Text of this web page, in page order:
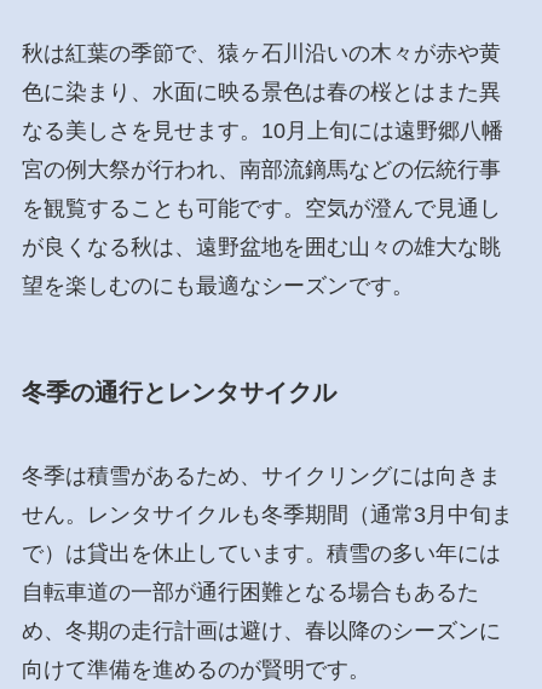
秋は紅葉の季節で、猿ヶ石川沿いの木々が赤や黄
色に染まり、水面に映る景色は春の桜とはまた異
なる美しさを見せます。10月上旬には遠野郷八幡
宮の例大祭が行われ、南部流鏑馬などの伝統行事
を観覧することも可能です。空気が澄んで見通し
が良くなる秋は、遠野盆地を囲む山々の雄大な眺
望を楽しむのにも最適なシーズンです。
冬季の通行とレンタサイクル
冬季は積雪があるため、サイクリングには向きま
せん。レンタサイクルも冬季期間（通常3月中旬ま
で）は貸出を休止しています。積雪の多い年には
自転車道の一部が通行困難となる場合もあるた
め、冬期の走行計画は避け、春以降のシーズンに
向けて準備を進めるのが賢明です。